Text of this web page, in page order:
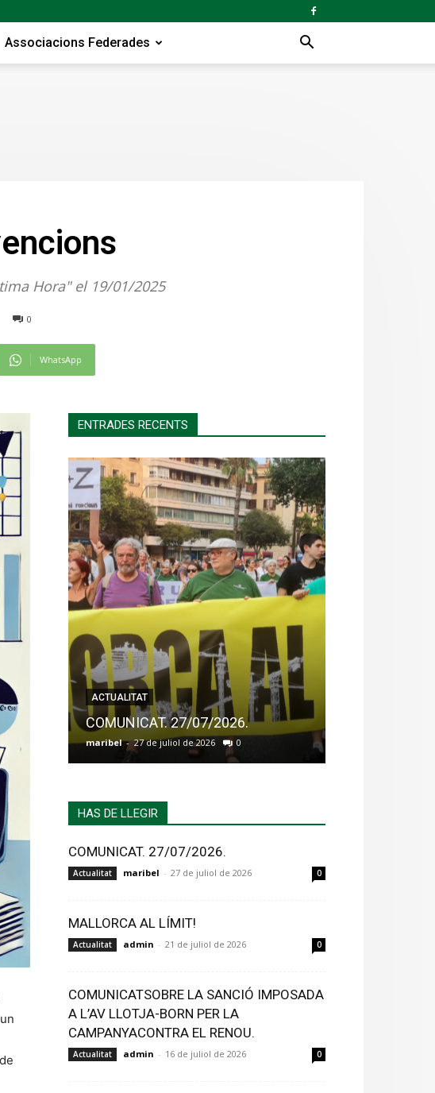
Associacions Federades
Hora" el 19/01/2025
0
WhatsApp
ENTRADES RECENTS
ACTUALITAT
COMUNICAT. 27/07/2026.
maribel - 27 de juliol de 2026 0
HAS DE LLEGIR
COMUNICAT. 27/07/2026.
Actualitat maribel - 27 de juliol de 2026 0
MALLORCA AL LÍMIT!
Actualitat admin - 21 de juliol de 2026 0
COMUNICATSOBRE LA SANCIÓ IMPOSADA
A L’AV LLOTJA-BORN PER LA
CAMPANYACONTRA EL RENOU.
Actualitat admin - 16 de juliol de 2026 0